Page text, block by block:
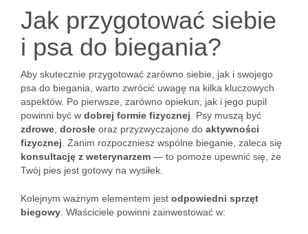
Jak przygotować siebie
i psa do biegania?
Aby skutecznie przygotować zarówno siebie, jak i swojego
psa do biegania, warto zwrócić uwagę na kilka kluczowych
aspektów. Po pierwsze, zarówno opiekun, jak i jego pupil
powinni być w dobrej formie fizycznej . Psy muszą być
zdrowe dorosłe oraz przyzwyczajone do aktywności
fizycznej . Zanim rozpoczniesz wspólne bieganie, zaleca się
konsultację z weterynarzem — to pomoże upewnić się, że
Twój pies jest gotowy na wysiłek.
Kolejnym ważnym elementem jest odpowiedni sprzęt
biegowy . Właściciele powinni zainwestować w: